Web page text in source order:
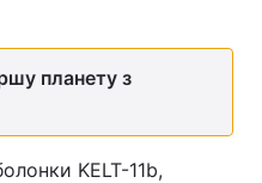
планету з
KELT-11b,